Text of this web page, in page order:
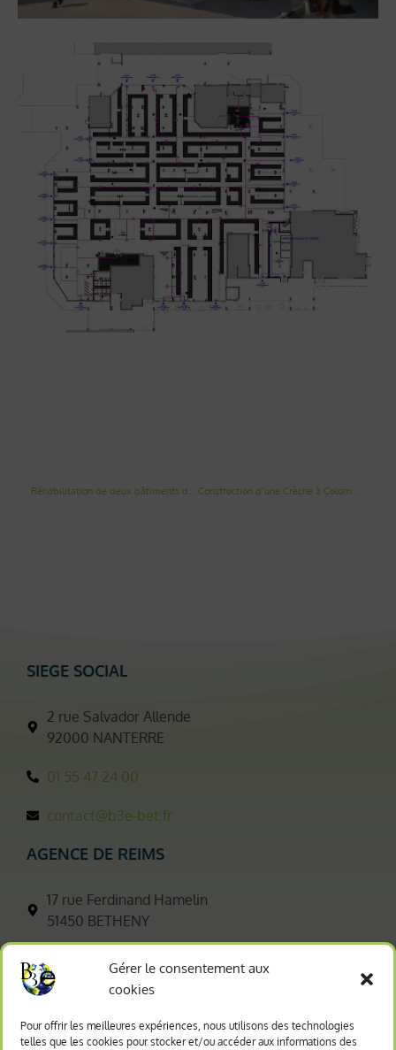
Gérer le consentement aux
cookies
Pour offrir les meilleures expériences, nous utilisons des technologies
telles que les cookies pour stocker et/ou accéder aux informations des
SIEGE SOCIAL
2 rue Salvador Allende
92000 NANTERRE
01 55 47 24 00
contact@b3e-bet.fr
AGENCE DE REIMS
17 rue Ferdinand Hamelin
51450 BETHENY
03 26 35 26 80
contact.reims@b3e-bet.fr
AGENCE DE BRETAGNE